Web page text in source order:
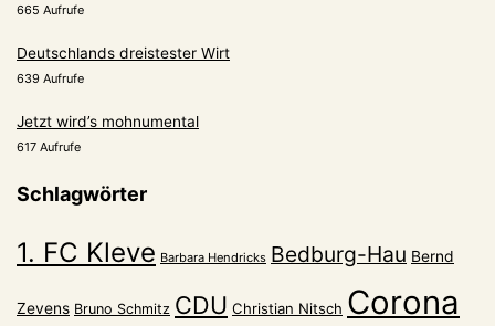
665 Aufrufe
Deutschlands dreistester Wirt
639 Aufrufe
Jetzt wird’s mohnumental
617 Aufrufe
Schlagwörter
1. FC Kleve Barbara Hendricks Bedburg-Hau Bernd
Zevens Bruno Schmitz CDU Christian Nitsch Corona